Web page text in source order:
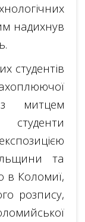
надихнув
студентів
з митцем
та
в Коломиї,
розпису,